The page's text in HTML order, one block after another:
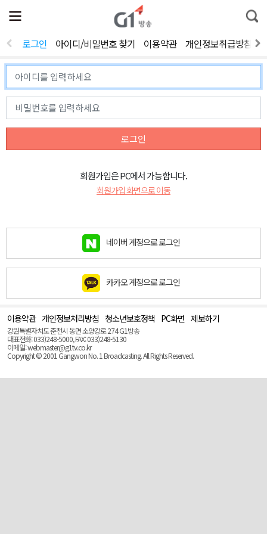
전
체
뉴
열
통
합
색
로그인 아이디/비밀번호 찾기 이용약관 개인정보취급방침
로그인
회원가입은 PC에서 가능합니다.
회원가입 화면으로 이동
네이버 계정으로 로그인
카카오 계정으로 로그인
이용약관 개인정보처리방침 청소년보호정책 PC화면 제보하기
강원특별자치도 춘천시 동면 소양강로 274 G1방송
대표전화: 033)248-5000, FAX: 033)248-5130
이메일: webmaster@g1tv.co.kr
Copyright © 2001 Gangwon No. 1 Broadcasting. All Rights Reserved.